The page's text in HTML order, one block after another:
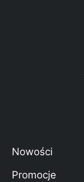
Nowości
Promocje